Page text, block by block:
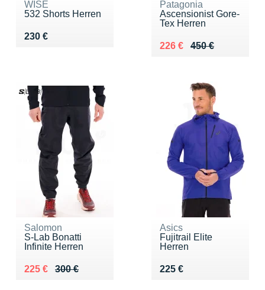
WISE
532 Shorts Herren
230 €
Vendu 230 €
Patagonia
Ascensionist Gore-
Tex Herren
450 €
Au lieu de 450 €
226 €
Vendu 226 €
Salomon
S-Lab Bonatti
Infinite Herren
300 €
Au lieu de 300 €
225 €
Vendu 225 €
Asics
Fujitrail Elite
Herren
225 €
Vendu 225 €